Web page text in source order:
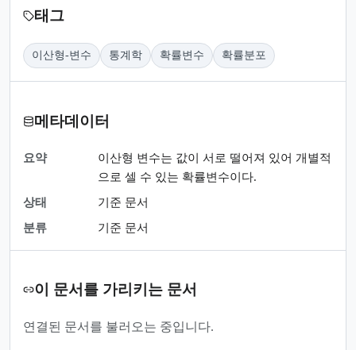
태그
이산형-변수 통계학 확률변수 확률분포
메타데이터
요약
이산형 변수는 값이 서로 떨어져 있어 개별적
으로 셀 수 있는 확률변수이다.
상태
기준 문서
분류
기준 문서
이 문서를 가리키는 문서
연결된 문서를 불러오는 중입니다.